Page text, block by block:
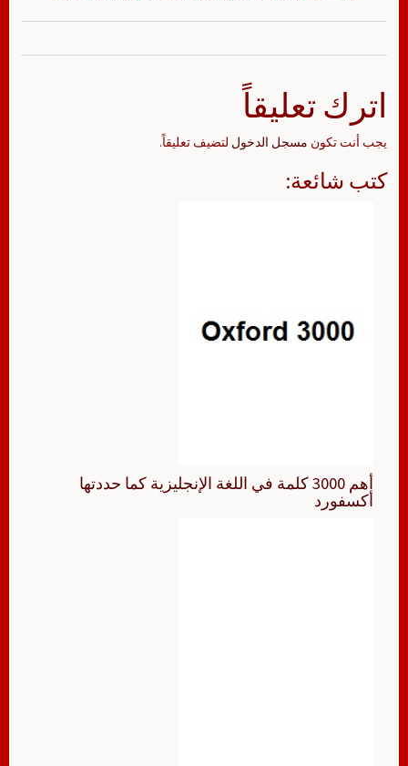
اترك تعليقاً
يجب أنت تكون مسجل الدخول لتضيف تعليقاً.
كتب شائعة:
أهم 3000 كلمة في اللغة الإنجليزية كما حددتها
أكسفورد